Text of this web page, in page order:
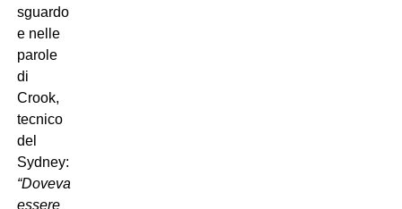
sguardo
e nelle
parole
di
Crook,
tecnico
del
Sydney:
“Doveva
essere